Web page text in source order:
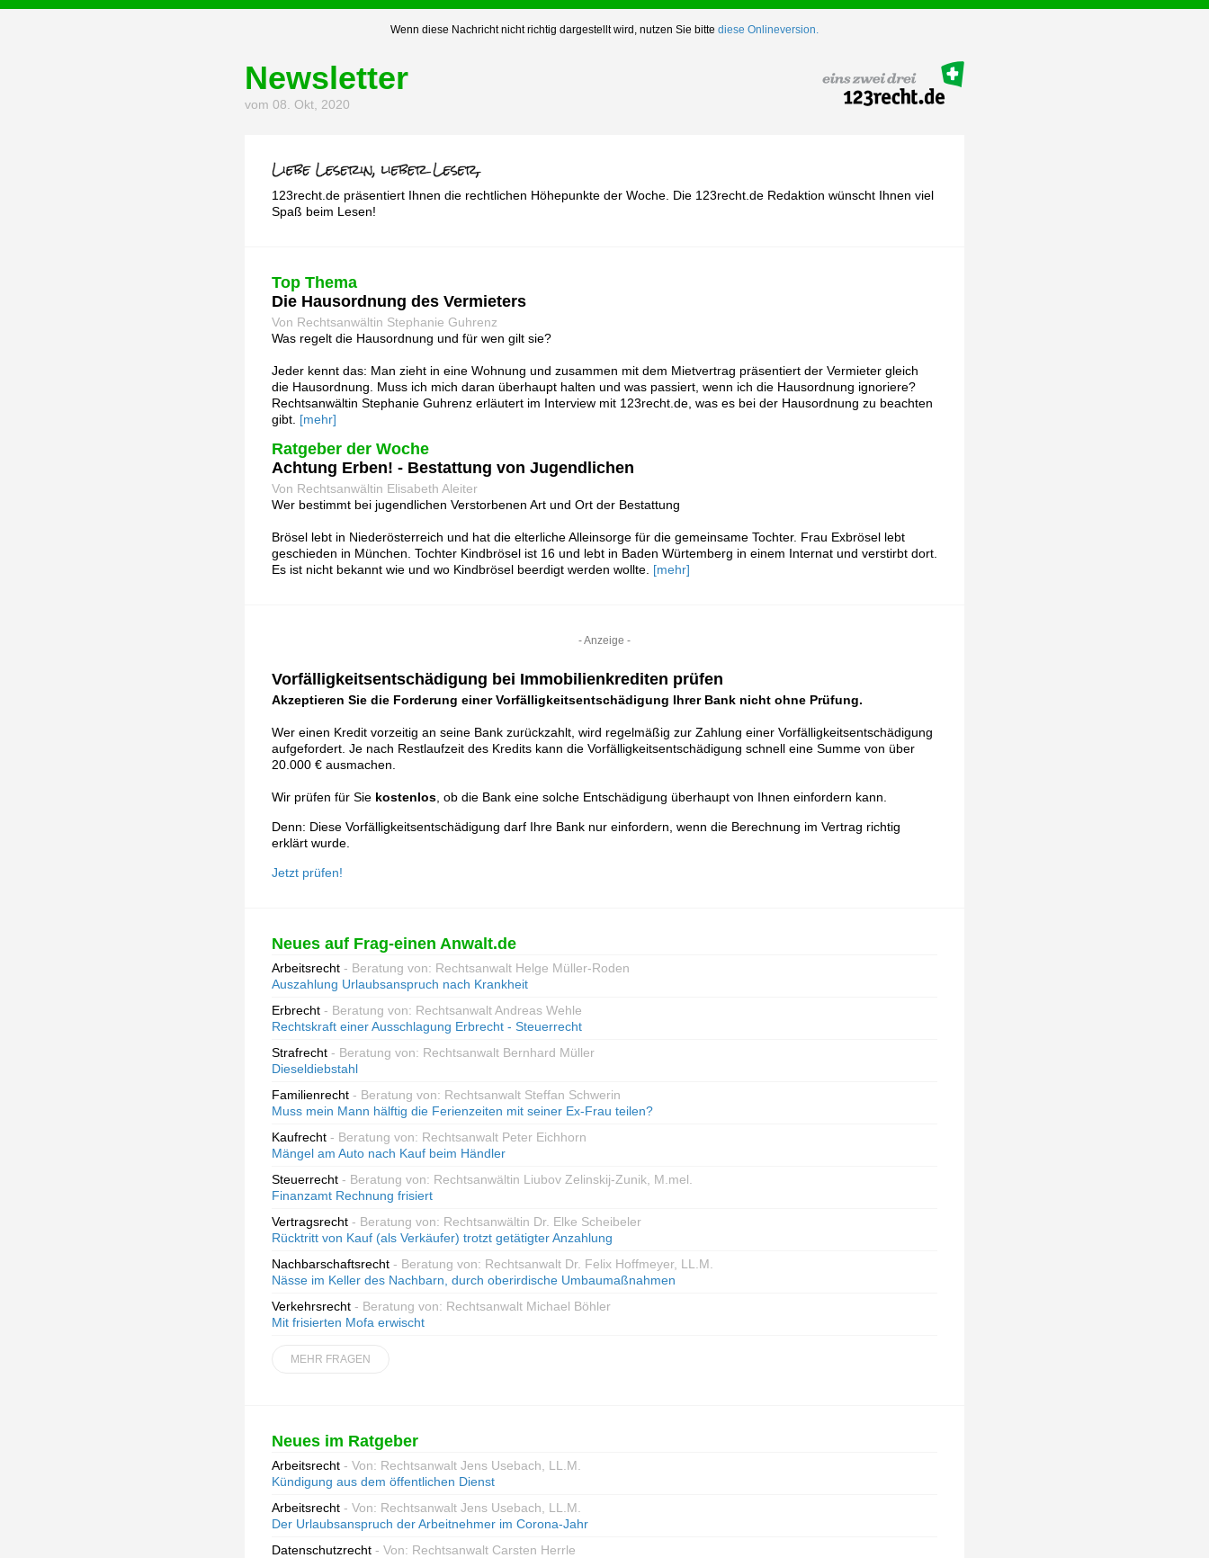
Wenn diese Nachricht nicht richtig dargestellt wird, nutzen Sie bitte diese Onlineversion.
Newsletter
vom 08. Okt, 2020
123recht.de präsentiert Ihnen die rechtlichen Höhepunkte der Woche. Die 123recht.de Redaktion wünscht Ihnen viel
Spaß beim Lesen!
Top Thema
Die Hausordnung des Vermieters
Von Rechtsanwältin Stephanie Guhrenz
Was regelt die Hausordnung und für wen gilt sie?
Jeder kennt das: Man zieht in eine Wohnung und zusammen mit dem Mietvertrag präsentiert der Vermieter gleich
die Hausordnung. Muss ich mich daran überhaupt halten und was passiert, wenn ich die Hausordnung ignoriere?
Rechtsanwältin Stephanie Guhrenz erläutert im Interview mit 123recht.de, was es bei der Hausordnung zu beachten
gibt. [mehr]
Ratgeber der Woche
Achtung Erben! - Bestattung von Jugendlichen
Von Rechtsanwältin Elisabeth Aleiter
Wer bestimmt bei jugendlichen Verstorbenen Art und Ort der Bestattung
Brösel lebt in Niederösterreich und hat die elterliche Alleinsorge für die gemeinsame Tochter. Frau Exbrösel lebt
geschieden in München. Tochter Kindbrösel ist 16 und lebt in Baden Würtemberg in einem Internat und verstirbt dort.
Es ist nicht bekannt wie und wo Kindbrösel beerdigt werden wollte. [mehr]
- Anzeige -
Vorfälligkeitsentschädigung bei Immobilienkrediten prüfen
Akzeptieren Sie die Forderung einer Vorfälligkeitsentschädigung Ihrer Bank nicht ohne Prüfung.
Wer einen Kredit vorzeitig an seine Bank zurückzahlt, wird regelmäßig zur Zahlung einer Vorfälligkeitsentschädigung
aufgefordert. Je nach Restlaufzeit des Kredits kann die Vorfälligkeitsentschädigung schnell eine Summe von über
20.000 € ausmachen.
Wir prüfen für Sie kostenlos , ob die Bank eine solche Entschädigung überhaupt von Ihnen einfordern kann.
Denn: Diese Vorfälligkeitsentschädigung darf Ihre Bank nur einfordern, wenn die Berechnung im Vertrag richtig
erklärt wurde.
Jetzt prüfen!
Neues auf Frag-einen Anwalt.de
Arbeitsrecht - Beratung von: Rechtsanwalt Helge Müller-Roden
Auszahlung Urlaubsanspruch nach Krankheit
Erbrecht - Beratung von: Rechtsanwalt Andreas Wehle
Rechtskraft einer Ausschlagung Erbrecht - Steuerrecht
Strafrecht - Beratung von: Rechtsanwalt Bernhard Müller
Dieseldiebstahl
Familienrecht - Beratung von: Rechtsanwalt Steffan Schwerin
Muss mein Mann hälftig die Ferienzeiten mit seiner Ex-Frau teilen?
Kaufrecht - Beratung von: Rechtsanwalt Peter Eichhorn
Mängel am Auto nach Kauf beim Händler
Steuerrecht - Beratung von: Rechtsanwältin Liubov Zelinskij-Zunik, M.mel.
Finanzamt Rechnung frisiert
Vertragsrecht - Beratung von: Rechtsanwältin Dr. Elke Scheibeler
Rücktritt von Kauf (als Verkäufer) trotzt getätigter Anzahlung
Nachbarschaftsrecht - Beratung von: Rechtsanwalt Dr. Felix Hoffmeyer, LL.M.
Nässe im Keller des Nachbarn, durch oberirdische Umbaumaßnahmen
Verkehrsrecht - Beratung von: Rechtsanwalt Michael Böhler
Mit frisierten Mofa erwischt
MEHR FRAGEN
Neues im Ratgeber
Arbeitsrecht - Von: Rechtsanwalt Jens Usebach, LL.M.
Kündigung aus dem öffentlichen Dienst
Arbeitsrecht - Von: Rechtsanwalt Jens Usebach, LL.M.
Der Urlaubsanspruch der Arbeitnehmer im Corona-Jahr
Datenschutzrecht - Von: Rechtsanwalt Carsten Herrle